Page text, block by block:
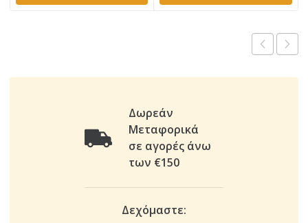
Δωρεάν
Μεταφορικά
σε αγορές άνω
των €150
Δεχόμαστε: